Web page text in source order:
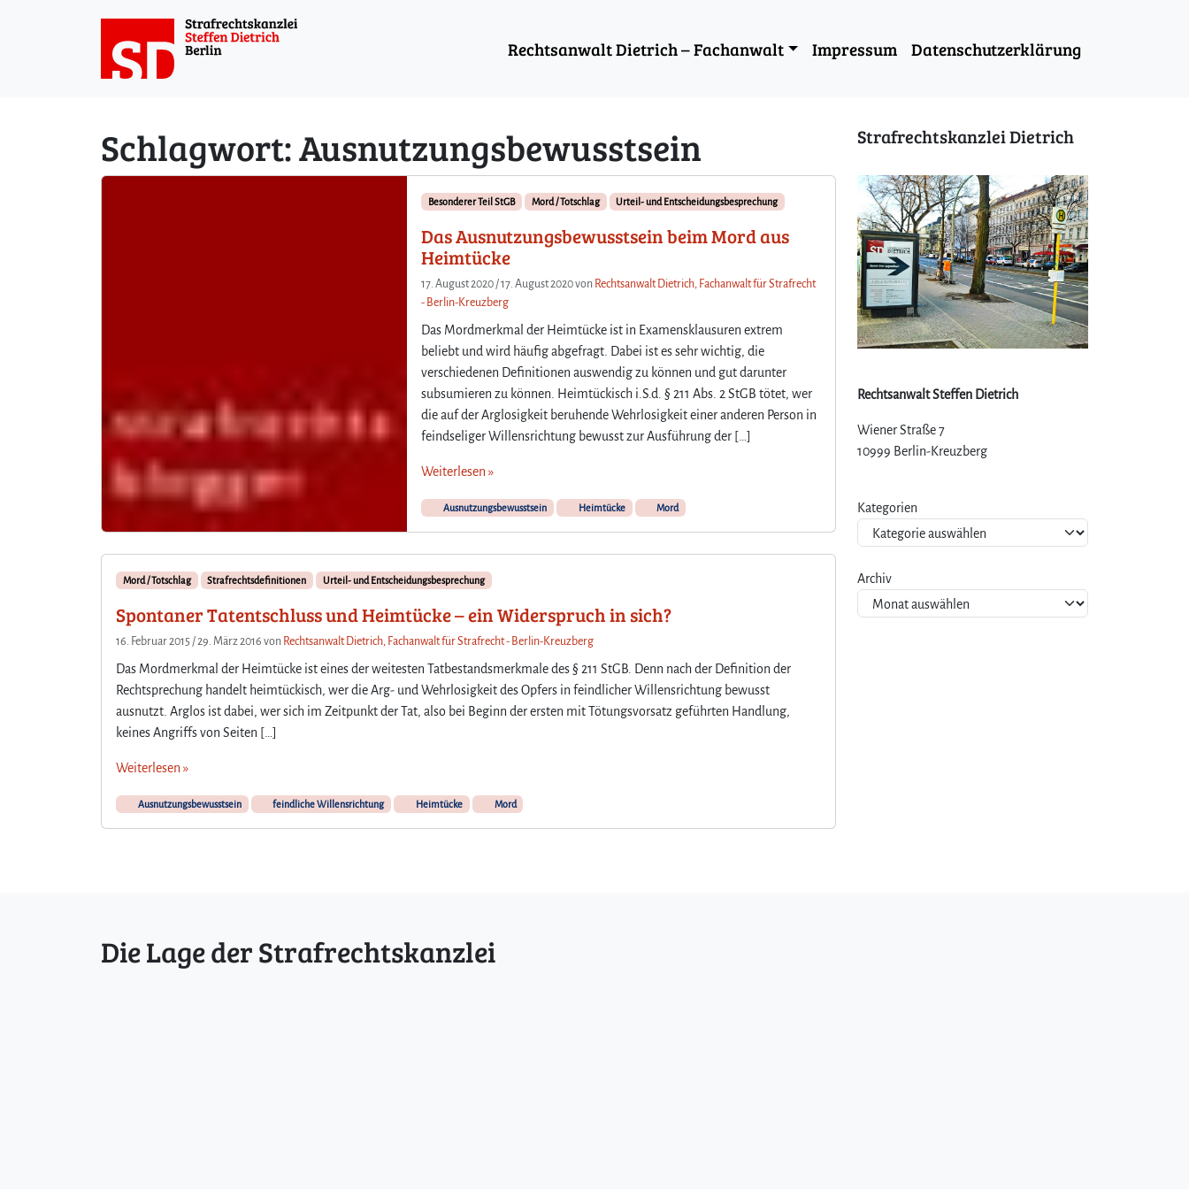
Rechtsanwalt Dietrich – Fachanwalt Impressum Datenschutzerklärung
Schlagwort:Ausnutzungsbewusstsein
Besonderer Teil StGB Mord / Totschlag Urteil- und Entscheidungsbesprechung
Das Ausnutzungsbewusstsein beim Mord aus
Heimtücke
17. August 2020 /17. August 2020von Rechtsanwalt Dietrich, Fachanwalt für Strafrecht
- Berlin-Kreuzberg
Das Mordmerkmal der Heimtücke ist in Examensklausuren extrem
beliebt und wird häufig abgefragt. Dabei ist es sehr wichtig, die
verschiedenen Definitionen auswendig zu können und gut darunter
subsumieren zu können. Heimtückisch i.S.d. § 211 Abs. 2 StGB tötet, wer
die auf der Arglosigkeit beruhende Wehrlosigkeit einer anderen Person in
feindseliger Willensrichtung bewusst zur Ausführung der […]
Weiterlesen »
Ausnutzungsbewusstsein Heimtücke Mord
Mord / Totschlag Strafrechtsdefinitionen Urteil- und Entscheidungsbesprechung
Spontaner Tatentschluss und Heimtücke – ein Widerspruch in sich?
16. Februar 2015 /29. März 2016 von Rechtsanwalt Dietrich, Fachanwalt für Strafrecht - Berlin-Kreuzberg
Das Mordmerkmal der Heimtücke ist eines der weitesten Tatbestandsmerkmale des § 211 StGB. Denn nach der Definition der
Rechtsprechung handelt heimtückisch, wer die Arg- und Wehrlosigkeit des Opfers in feindlicher Willensrichtung bewusst
ausnutzt. Arglos ist dabei, wer sich im Zeitpunkt der Tat, also bei Beginn der ersten mit Tötungsvorsatz geführten Handlung,
keines Angriffs von Seiten […]
Weiterlesen »
Ausnutzungsbewusstsein feindliche Willensrichtung Heimtücke Mord
Strafrechtskanzlei Dietrich
Rechtsanwalt Steffen Dietrich
Wiener Straße 7
10999 Berlin-Kreuzberg
Kategorien
Archiv
Die Lage der Strafrechtskanzlei